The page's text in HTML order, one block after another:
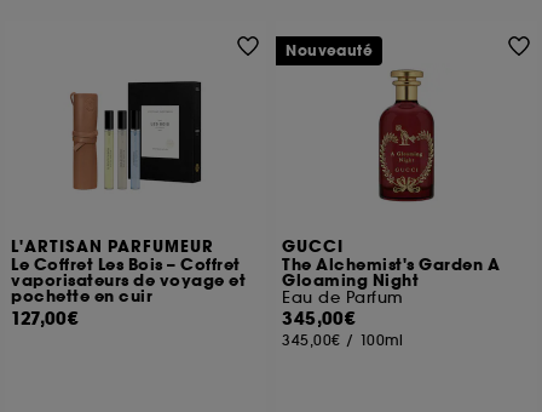
L'ARTISAN PARFUMEUR
Le Coffret Les Bois – Coffret
vaporisateurs de voyage et
pochette en cuir
127,00€
GUCCI
The Alchemist's Garden A
Gloaming Night
Eau de Parfum
345,00€
345,00€ / 100ml
Nouveauté